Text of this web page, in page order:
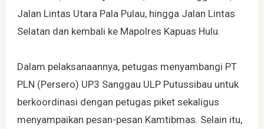
Jalan Lintas Utara Pala Pulau, hingga Jalan Lintas
Selatan dan kembali ke Mapolres Kapuas Hulu.
Dalam pelaksanaannya, petugas menyambangi PT
PLN (Persero) UP3 Sanggau ULP Putussibau untuk
berkoordinasi dengan petugas piket sekaligus
menyampaikan pesan-pesan Kamtibmas. Selain itu,